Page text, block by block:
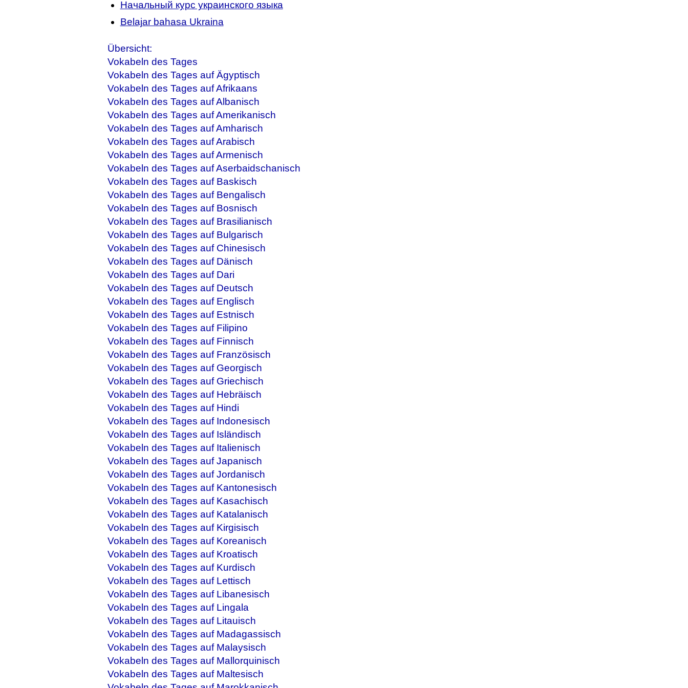
Начальный курс украинского языка
Belajar bahasa Ukraina
Übersicht:
Vokabeln des Tages
Vokabeln des Tages auf Ägyptisch
Vokabeln des Tages auf Afrikaans
Vokabeln des Tages auf Albanisch
Vokabeln des Tages auf Amerikanisch
Vokabeln des Tages auf Amharisch
Vokabeln des Tages auf Arabisch
Vokabeln des Tages auf Armenisch
Vokabeln des Tages auf Aserbaidschanisch
Vokabeln des Tages auf Baskisch
Vokabeln des Tages auf Bengalisch
Vokabeln des Tages auf Bosnisch
Vokabeln des Tages auf Brasilianisch
Vokabeln des Tages auf Bulgarisch
Vokabeln des Tages auf Chinesisch
Vokabeln des Tages auf Dänisch
Vokabeln des Tages auf Dari
Vokabeln des Tages auf Deutsch
Vokabeln des Tages auf Englisch
Vokabeln des Tages auf Estnisch
Vokabeln des Tages auf Filipino
Vokabeln des Tages auf Finnisch
Vokabeln des Tages auf Französisch
Vokabeln des Tages auf Georgisch
Vokabeln des Tages auf Griechisch
Vokabeln des Tages auf Hebräisch
Vokabeln des Tages auf Hindi
Vokabeln des Tages auf Indonesisch
Vokabeln des Tages auf Isländisch
Vokabeln des Tages auf Italienisch
Vokabeln des Tages auf Japanisch
Vokabeln des Tages auf Jordanisch
Vokabeln des Tages auf Kantonesisch
Vokabeln des Tages auf Kasachisch
Vokabeln des Tages auf Katalanisch
Vokabeln des Tages auf Kirgisisch
Vokabeln des Tages auf Koreanisch
Vokabeln des Tages auf Kroatisch
Vokabeln des Tages auf Kurdisch
Vokabeln des Tages auf Lettisch
Vokabeln des Tages auf Libanesisch
Vokabeln des Tages auf Lingala
Vokabeln des Tages auf Litauisch
Vokabeln des Tages auf Madagassisch
Vokabeln des Tages auf Malaysisch
Vokabeln des Tages auf Mallorquinisch
Vokabeln des Tages auf Maltesisch